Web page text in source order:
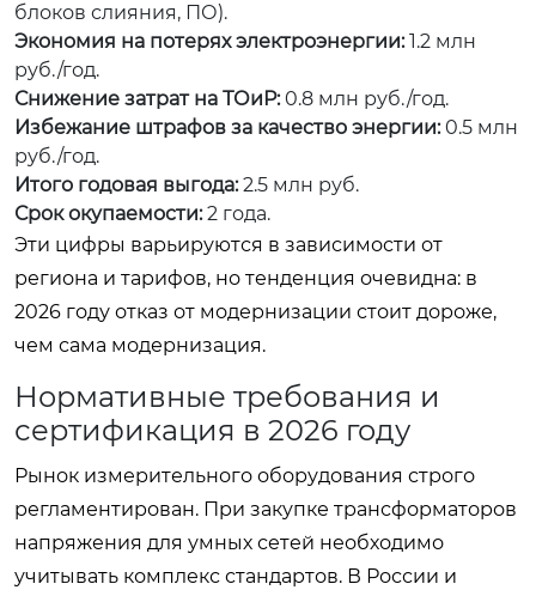
блоков слияния, ПО).
Экономия на потерях электроэнергии:1.2 млн
руб./год.
Снижение затрат на ТОиР:0.8 млн руб./год.
Избежание штрафов за качество энергии:0.5 млн
руб./год.
Итого годовая выгода:2.5 млн руб.
Срок окупаемости:2 года.
Эти цифры варьируются в зависимости от
региона и тарифов, но тенденция очевидна: в
2026 году отказ от модернизации стоит дороже,
чем сама модернизация.
Нормативные требования и
сертификация в 2026 году
Рынок измерительного оборудования строго
регламентирован. При закупке трансформаторов
напряжения для умных сетей необходимо
учитывать комплекс стандартов. В России и